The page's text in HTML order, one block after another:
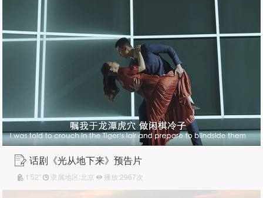
话剧《光从地下来》预告片
1′52″ 隶属地区:北京 播放:2967次